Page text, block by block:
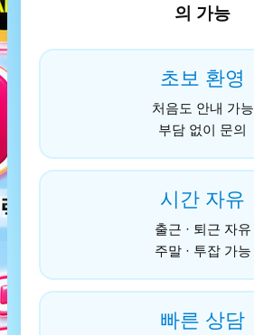
의 가능
초보 환영
처음도 안내 가능
부담 없이 문의
시간 자유
출근 · 퇴근 자유
주말 · 투잡 가능
빠른 상담